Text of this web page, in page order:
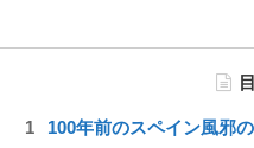
100年前のスペイン風邪